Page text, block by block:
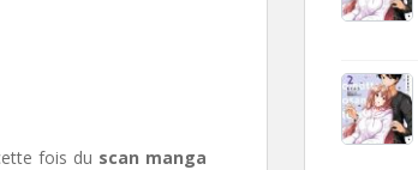
fois du scan manga